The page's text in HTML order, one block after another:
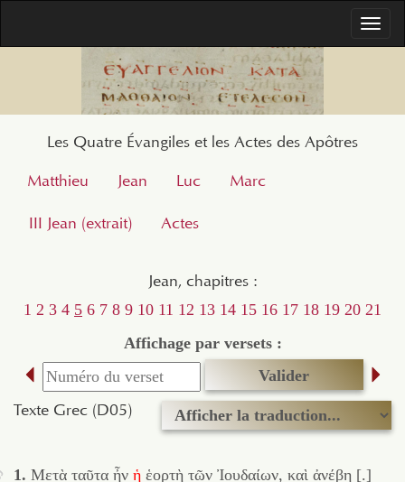
Les Quatre Évangiles et les Actes des Apôtres
Matthieu
Jean Luc Marc
III Jean (extrait) Actes
Jean, chapitres :
1 2 3 4 5 6 7 8 9 10 11 12 13 14 15 16 17 18 19 20 21
Affichage par versets :
Texte Grec (D05)
1. Μετὰ ταῦτα ἦν ἡ ἑορτὴ τῶν Ἰουδαίων, καὶ ἀνέβη [.]